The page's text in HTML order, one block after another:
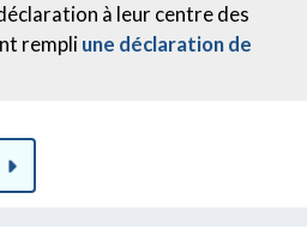
à leur centre des
rempliune déclaration de